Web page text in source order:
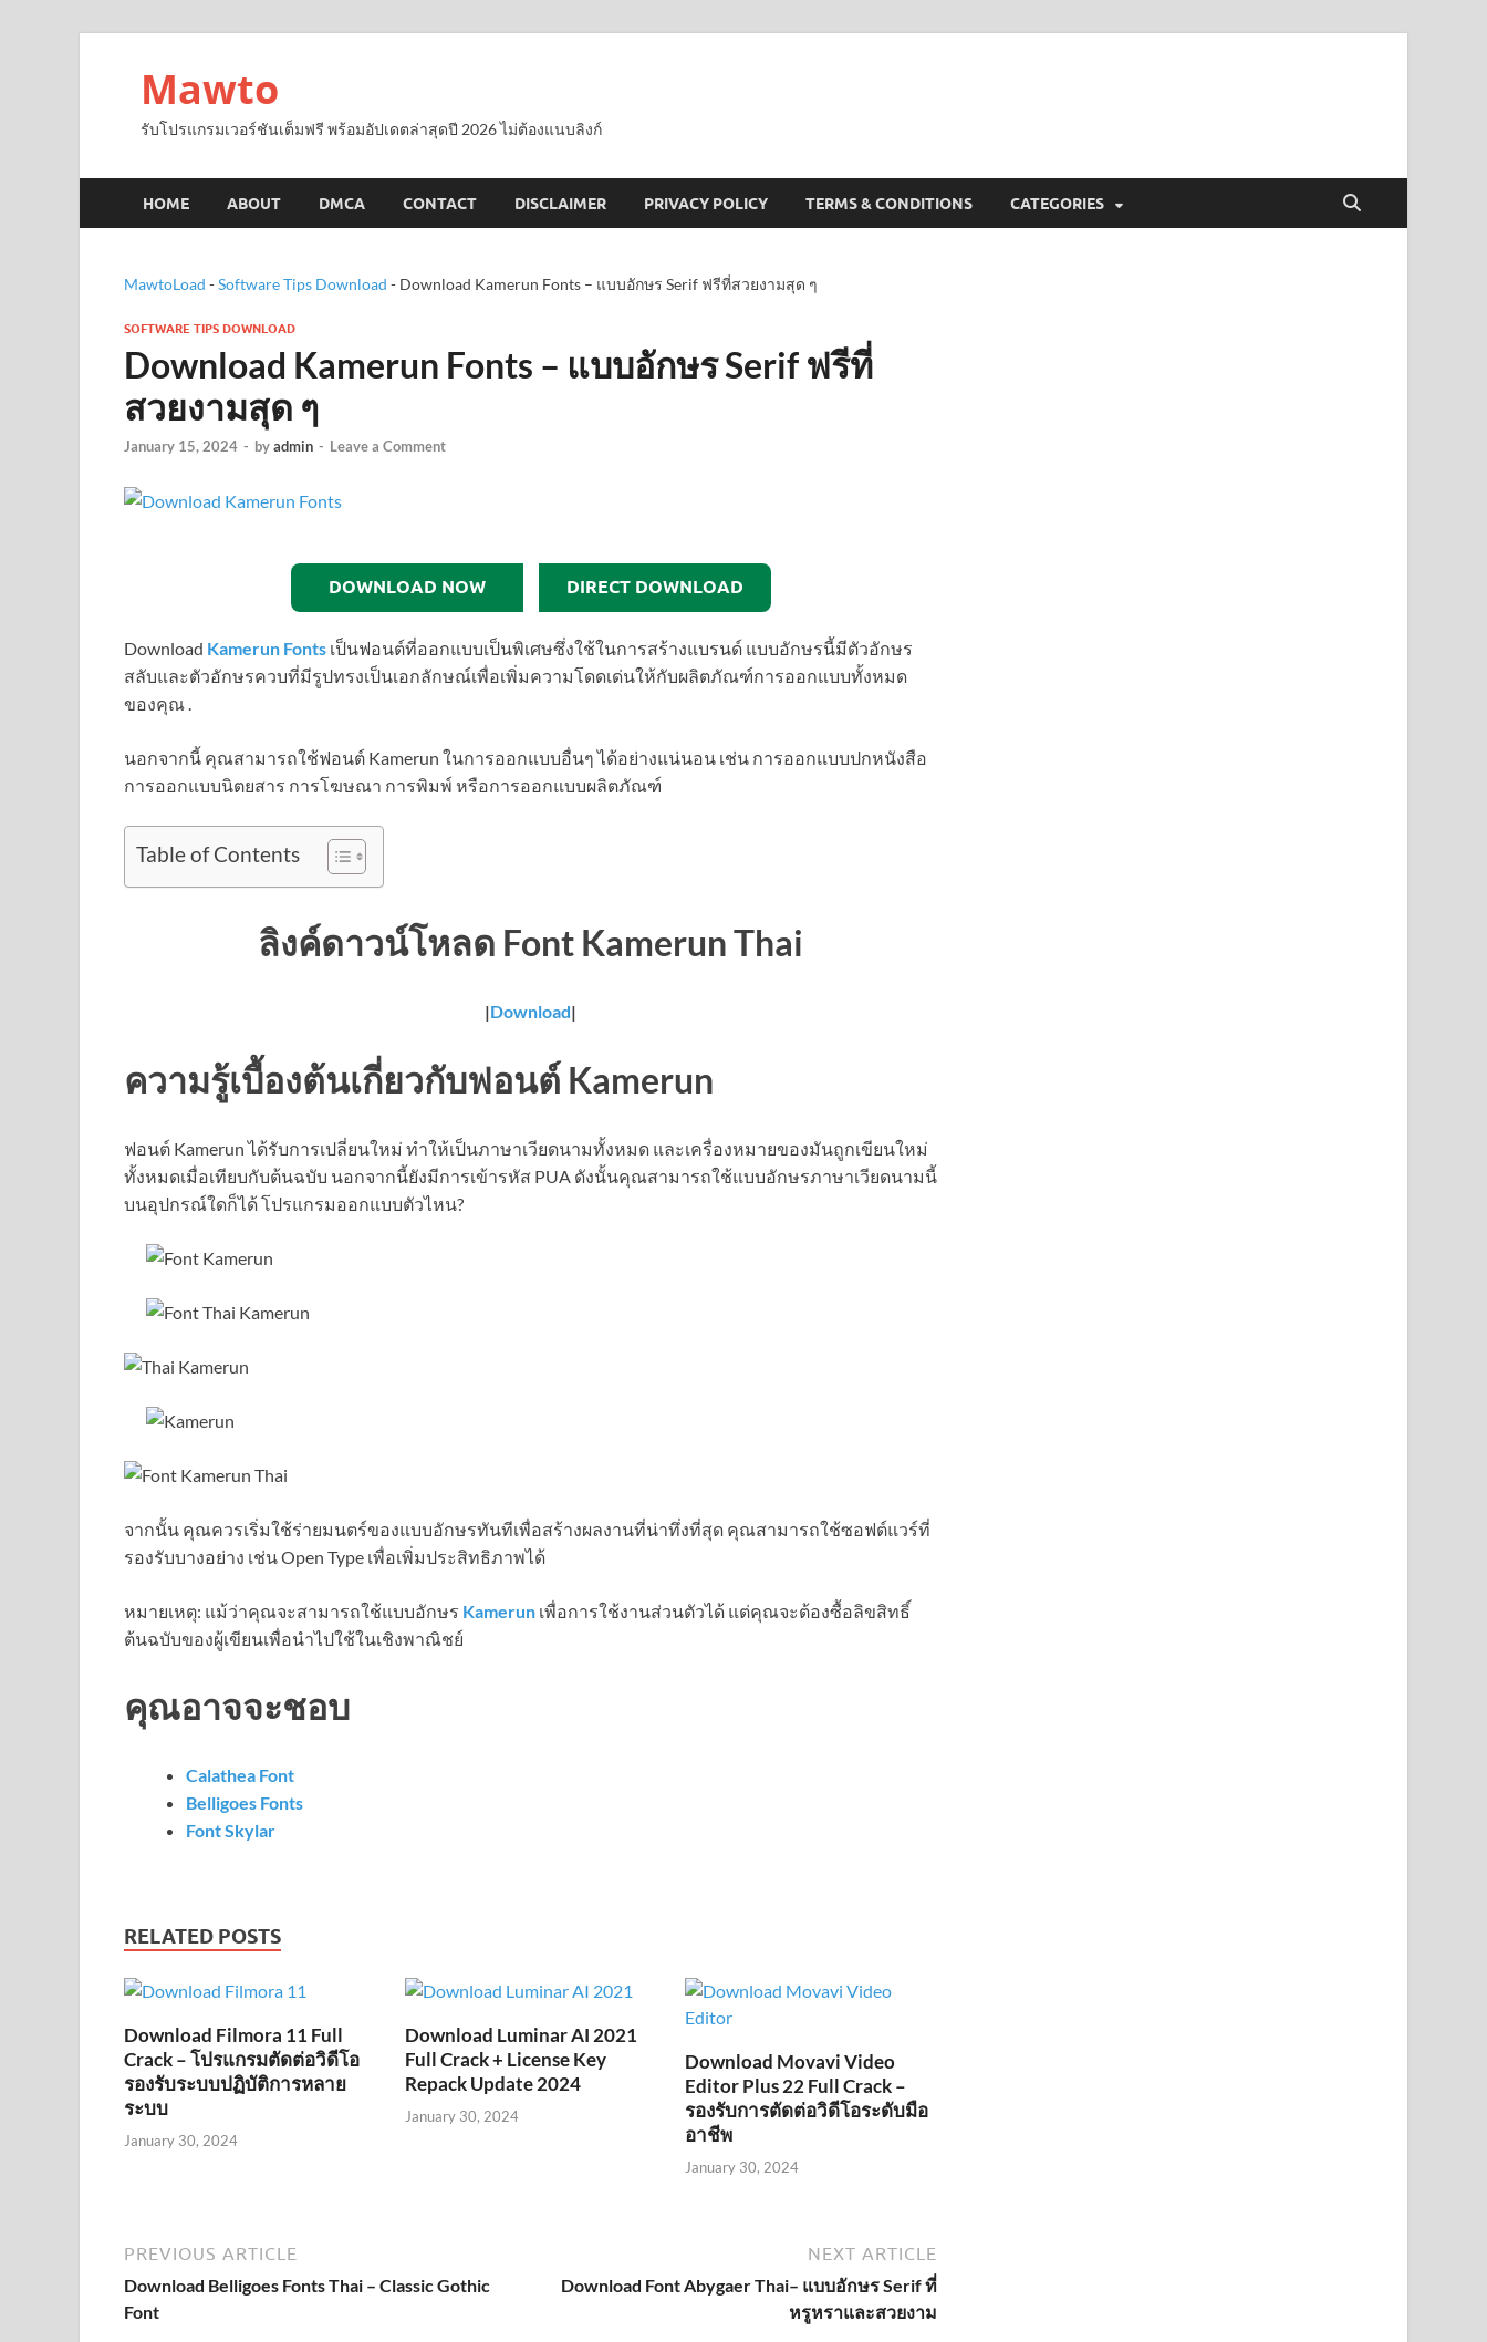
Mawto
รับโปรแกรมเวอร์ชันเต็มฟรี พร้อมอัปเดตล่าสุดปี 2026 ไม่ต้องแนบลิงก์
HOME ABOUT DMCA CONTACT DISCLAIMER PRIVACY POLICY TERMS & CONDITIONS CATEGORIES
MawtoLoad -Software Tips Download - Download Kamerun Fonts – แบบอักษร Serif ฟรีที่สวยงามสุด ๆ
SOFTWARE TIPS DOWNLOAD
Download Kamerun Fonts – แบบอักษร Serif ฟรีที่
สวยงามสุด ๆ
January 15, 2024 - byadmin - Leave a Comment
DOWNLOAD NOW DIRECT DOWNLOAD
Download Kamerun Fonts เป็นฟอนต์ที่ออกแบบเป็นพิเศษซึ่งใช้ในการสร้างแบรนด์ แบบอักษรนี้มีตัวอักษร
สลับและตัวอักษรควบที่มีรูปทรงเป็นเอกลักษณ์เพื่อเพิ่มความโดดเด่นให้กับผลิตภัณฑ์การออกแบบทั้งหมด
ของคุณ .
นอกจากนี้ คุณสามารถใช้ฟอนต์ Kamerun ในการออกแบบอื่นๆ ได้อย่างแน่นอน เช่น การออกแบบปกหนังสือ
การออกแบบนิตยสาร การโฆษณา การพิมพ์ หรือการออกแบบผลิตภัณฑ์
Table of Contents
ลิงค์ดาวน์โหลด Font Kamerun Thai
|Download|
ความรู้เบื้องต้นเกี่ยวกับฟอนต์ Kamerun
ฟอนต์ Kamerun ได้รับการเปลี่ยนใหม่ ทำให้เป็นภาษาเวียดนามทั้งหมด และเครื่องหมายของมันถูกเขียนใหม่
ทั้งหมดเมื่อเทียบกับต้นฉบับ นอกจากนี้ยังมีการเข้ารหัส PUA ดังนั้นคุณสามารถใช้แบบอักษรภาษาเวียดนามนี้
บนอุปกรณ์ใดก็ได้ โปรแกรมออกแบบตัวไหน?
จากนั้น คุณควรเริ่มใช้ร่ายมนตร์ของแบบอักษรทันทีเพื่อสร้างผลงานที่น่าทึ่งที่สุด คุณสามารถใช้ซอฟต์แวร์ที่
รองรับบางอย่าง เช่น Open Type เพื่อเพิ่มประสิทธิภาพได้
หมายเหตุ: แม้ว่าคุณจะสามารถใช้แบบอักษร Kamerun เพื่อการใช้งานส่วนตัวได้ แต่คุณจะต้องซื้อลิขสิทธิ์
ต้นฉบับของผู้เขียนเพื่อนำไปใช้ในเชิงพาณิชย์
คุณอาจจะชอบ
Calathea Font
Belligoes Fonts
Font Skylar
RELATED POSTS
Download Filmora 11 Full
Crack – โปรแกรมตัดต่อวิดีโอ
รองรับระบบปฏิบัติการหลาย
ระบบ
January 30, 2024
Download Luminar AI 2021
Full Crack + License Key
Repack Update 2024
January 30, 2024
Download Movavi Video
Editor Plus 22 Full Crack –
รองรับการตัดต่อวิดีโอระดับมือ
อาชีพ
January 30, 2024
PREVIOUS ARTICLE
Download Belligoes Fonts Thai – Classic Gothic
Font
NEXT ARTICLE
Download Font Abygaer Thai– แบบอักษร Serif ที่
หรูหราและสวยงาม